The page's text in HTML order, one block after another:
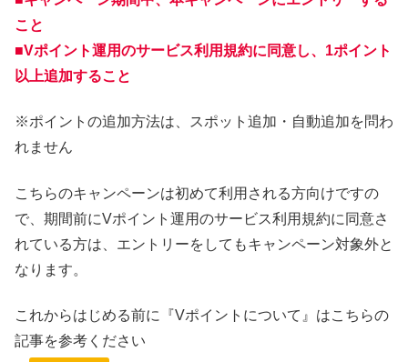
こと
■Vポイント運用のサービス利用規約に同意し、1ポイント
以上追加すること
※ポイントの追加方法は、スポット追加・自動追加を問わ
れません
こちらのキャンペーンは初めて利用される方向けですの
で、期間前にVポイント運用のサービス利用規約に同意さ
れている方は、エントリーをしてもキャンペーン対象外と
なります。
これからはじめる前に『Vポイントについて』はこちらの
記事を参考ください